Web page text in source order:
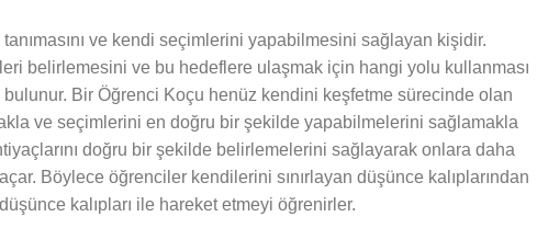
ve kendi seçimlerini yapabilmesini sağlayan kişidir.
belirlemesini ve bu hedeflere ulaşmak için hangi yolu kullanması
Bir Öğrenci Koçu henüz kendini keşfetme sürecinde olan
ve seçimlerini en doğru bir şekilde yapabilmelerini sağlamakla
doğru bir şekilde belirlemelerini sağlayarak onlara daha
Böylece öğrenciler kendilerini sınırlayan düşünce kalıplarından
kalıpları ile hareket etmeyi öğrenirler.